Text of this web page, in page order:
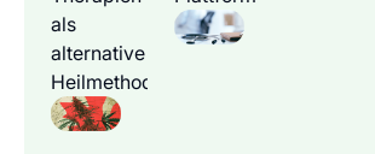
als
alternative
Heilmethode